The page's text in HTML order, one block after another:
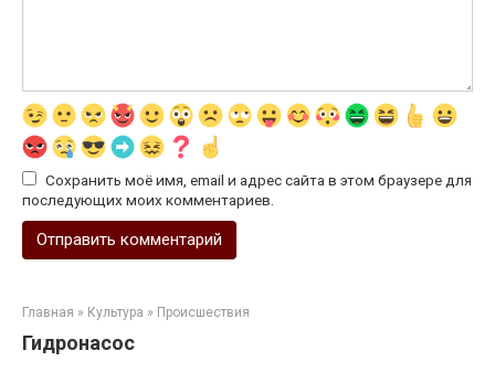
Сохранить моё имя, email и адрес сайта в этом браузере для
последующих моих комментариев.
Главная » Культура » Происшествия
Гидронасос